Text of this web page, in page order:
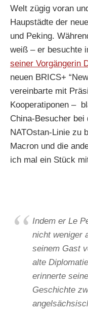
Welt zügig voran
Haupstädte der
und Peking.
weiß – er besuchte
seiner Vorgängerin
neuen BRICS+
vereinbarte mit
Kooperatiponen –
China-Besucher
NATOstan-Linie zu
Macron und die
ich mal ein Stück
Indem er Le
nicht weniger
seinem Gast
alte
erinnerte
Geschichte